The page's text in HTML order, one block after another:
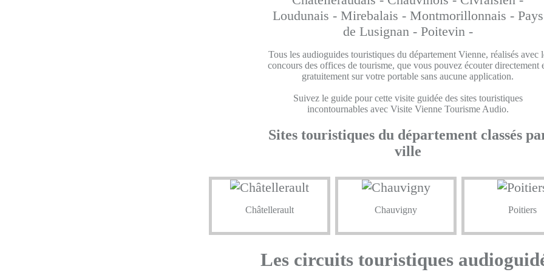
Loudunais - Mirebalais - Montmorillonnais - Pays
de Lusignan - Poitevin -
Tous les audioguides touristiques du département Vienne, réalisés avec
concours des offices de tourisme, que vous pouvez écouter directement
gratuitement sur votre portable sans aucune application.
Suivez le guide pour cette visite guidée des sites touristiques
incontournables avec Visite Vienne Tourisme Audio.
Sites touristiques du département classés
ville
Châtellerault Chauvigny Poitiers
Les circuits touristiques